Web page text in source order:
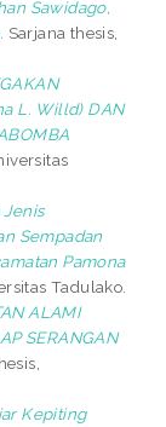
Sawidago,
Sarjana thesis,
L. Willd) DAN
Jenis
Sempadan
Pamona
Tadulako.
ALAMI
SERANGAN
Kepiting